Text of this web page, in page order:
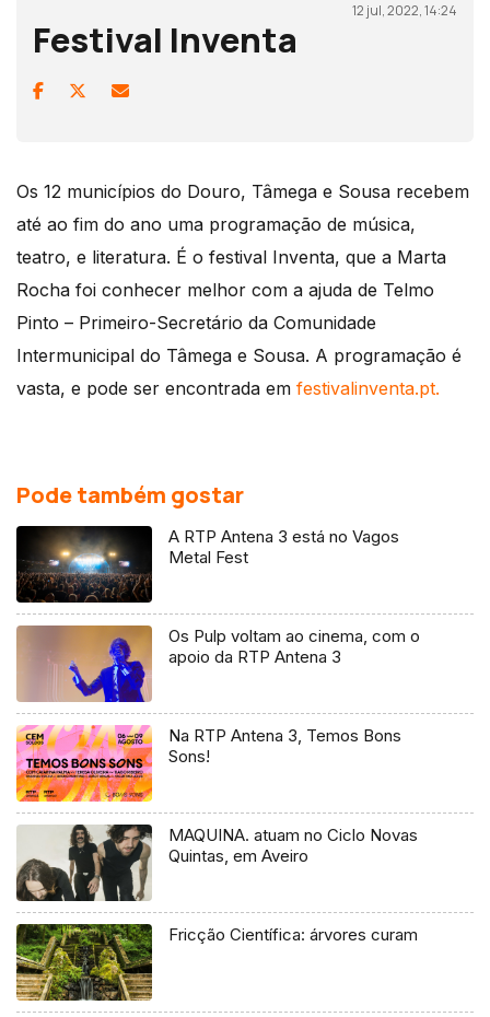
12 jul, 2022, 14:24
Festival Inventa
Os 12 municípios do Douro, Tâmega e Sousa recebem
até ao fim do ano uma programação de música,
teatro, e literatura. É o festival Inventa, que a Marta
Rocha foi conhecer melhor com a ajuda de Telmo
Pinto – Primeiro-Secretário da Comunidade
Intermunicipal do Tâmega e Sousa. A programação é
vasta, e pode ser encontrada em festivalinventa.pt.
Pode também gostar
A RTP Antena 3 está no Vagos
Metal Fest
Os Pulp voltam ao cinema, com o
apoio da RTP Antena 3
Na RTP Antena 3, Temos Bons
Sons!
MAQUINA. atuam no Ciclo Novas
Quintas, em Aveiro
Fricção Científica: árvores curam